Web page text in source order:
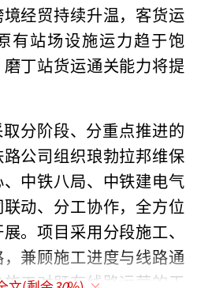
经贸持续升温，客货运
有站场设施运力趋于饱
丁站货运通关能力将提
分阶段、分重点推进的
公司组织琅勃拉邦维保
中铁八局、中铁建电气
动、分工协作，全方位
。项目采用分段施工、
兼顾施工进度与线路通
工对既有线路运营的干